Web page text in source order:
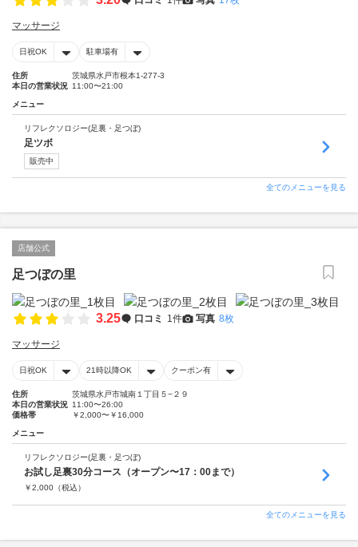
マッサージ
日祝OK 駐車場有
住所
茨城県水戸市根本1-277-3
本日の営業状況 11:00〜21:00
メニュー
リフレクソロジー(足裏・足つぼ)
足ツボ
販売中
全てのメニューを見る
店舗公式
足つぼの里
3.25 口コミ 1件 写真 8枚
マッサージ
日祝OK 21時以降OK クーポン有
住所
茨城県水戸市城南１丁目５−２９
本日の営業状況 11:00〜26:00
価格帯
￥2,000〜￥16,000
メニュー
リフレクソロジー(足裏・足つぼ)
お試し足裏30分コース（オープン〜17：00まで）
￥2,000 （税込）
全てのメニューを見る